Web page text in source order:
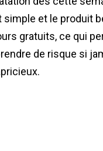
simple et le produit
gratuits, ce qui
de risque si